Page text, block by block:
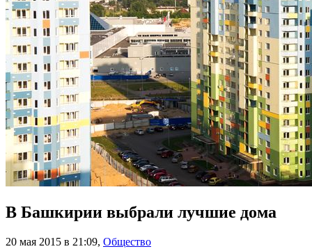
В Башкирии выбрали лучшие дома
20 мая 2015 в 21:09, Общество